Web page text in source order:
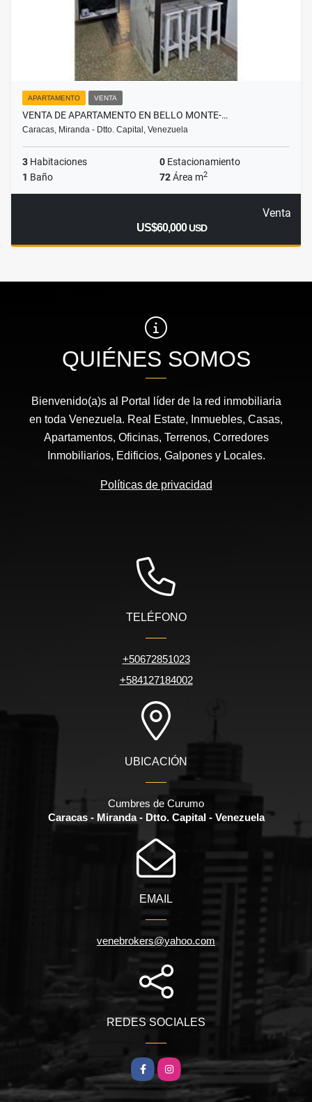
APARTAMENTO VENTA
VENTA DE APARTAMENTO EN BELLO MONTE-…
Caracas, Miranda - Dtto. Capital, Venezuela
3 Habitaciones 0 Estacionamiento
1 Baño 72Área m2
Venta
US$60,000USD
QUIÉNES SOMOS
Bienvenido(a)s al Portal líder de la red inmobiliaria
en toda Venezuela. Real Estate, Inmuebles, Casas,
Apartamentos, Oficinas, Terrenos, Corredores
Inmobiliarios, Edificios, Galpones y Locales.
Políticas de privacidad
TELÉFONO
+50672851023
+584127184002
UBICACIÓN
Cumbres de Curumo
Caracas - Miranda - Dtto. Capital - Venezuela
EMAIL
venebrokers@yahoo.com
REDES SOCIALES
FacebookInstagram